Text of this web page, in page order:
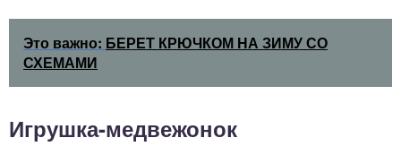
Это важно: БЕРЕТ КРЮЧКОМ НА ЗИМУ СО
СХЕМАМИ
Игрушка-медвежонок